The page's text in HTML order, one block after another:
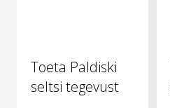
Toeta Paldiski
seltsi tegevust